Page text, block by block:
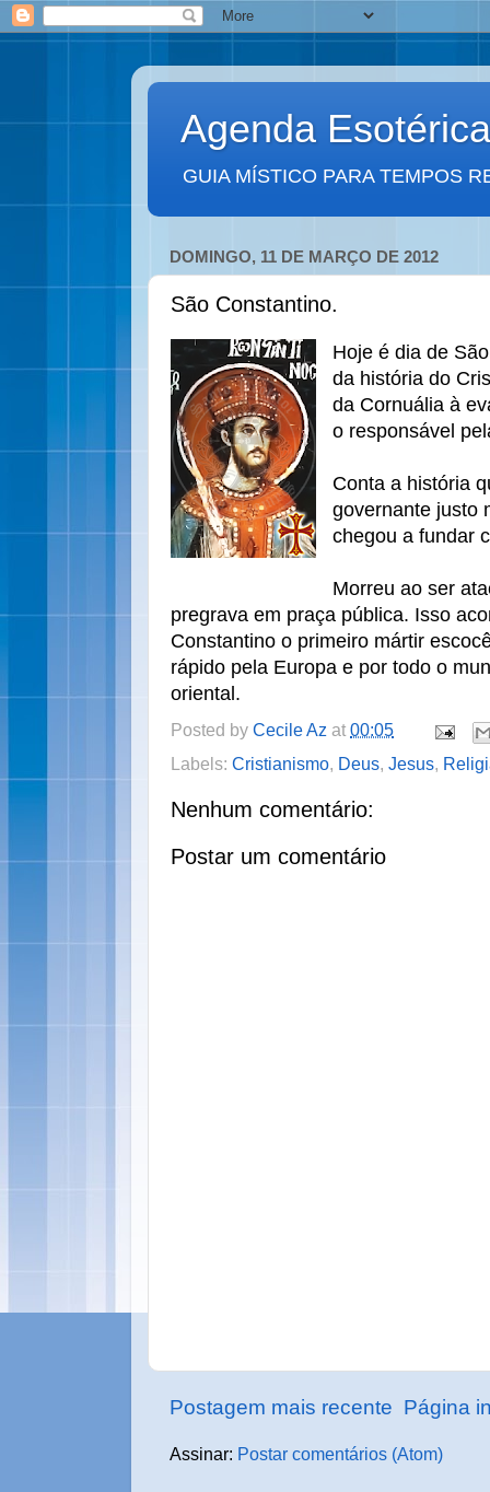
Agenda Esotérica
GUIA MÍSTICO PARA TEMPOS
DOMINGO, 11 DE MARÇO DE 2012
São Constantino.
Hoje é dia de
da história do
da Cornuália à
o responsável
Conta a história
governante justo
chegou a fundar
Morreu ao ser
pregrava em praça pública. Isso
Constantino o primeiro mártir
rápido pela Europa e por todo o
oriental.
Posted by Cecile Az at 00:05
Labels: Cristianismo, Deus, Jesus,
Nenhum comentário:
Postar um comentário
Postagem mais recente Página
Assinar: Postar comentários (Atom)